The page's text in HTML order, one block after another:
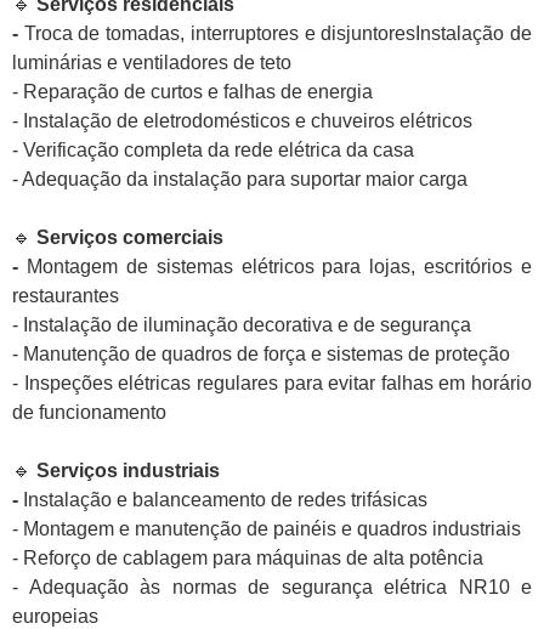
🔹 Serviços residenciais
- Troca de tomadas, interruptores e disjuntoresInstalação de
luminárias e ventiladores de teto
- Reparação de curtos e falhas de energia
- Instalação de eletrodomésticos e chuveiros elétricos
- Verificação completa da rede elétrica da casa
- Adequação da instalação para suportar maior carga
🔹 Serviços comerciais
- Montagem de sistemas elétricos para lojas, escritórios e
restaurantes
- Instalação de iluminação decorativa e de segurança
- Manutenção de quadros de força e sistemas de proteção
- Inspeções elétricas regulares para evitar falhas em horário
de funcionamento
🔹 Serviços industriais
- Instalação e balanceamento de redes trifásicas
- Montagem e manutenção de painéis e quadros industriais
- Reforço de cablagem para máquinas de alta potência
- Adequação às normas de segurança elétrica NR10 e
europeias